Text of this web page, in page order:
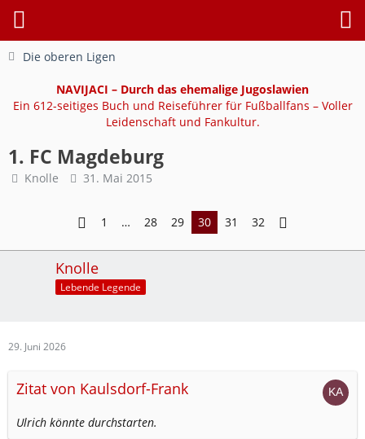
Die oberen Ligen
NAVIJACI – Durch das ehemalige Jugoslawien
Ein 612-seitiges Buch und Reiseführer für Fußballfans – Voller
Leidenschaft und Fankultur.
1. FC Magdeburg
Knolle 31. Mai 2015
1 … 28 29 30 31 32
Knolle
Lebende Legende
29. Juni 2026
Zitat von Kaulsdorf-Frank
Ulrich könnte durchstarten.